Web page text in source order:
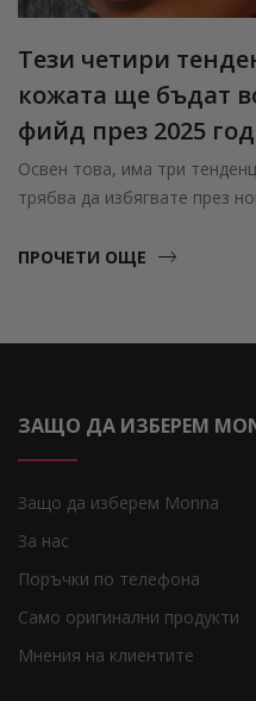
Тези четири
кожата ще бъдат
фийд през 2025
Освен това, има три
трябва да избягвате през
ПРОЧЕТИ ОЩЕ
ЗАЩО ДА ИЗБЕРЕМ
Защо да изберем Monna
За нас
Поръчки по телефона
Само оригинални продукти
Мнения на клиентите